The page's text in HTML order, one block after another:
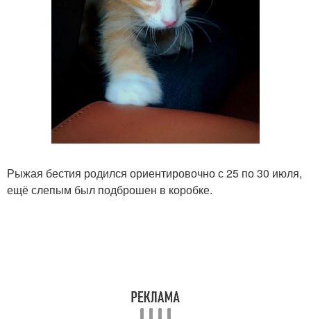
Рыжая бестия родился ориентировочно с 25 по 30 июля,
ещё слепым был подброшен в коробке.